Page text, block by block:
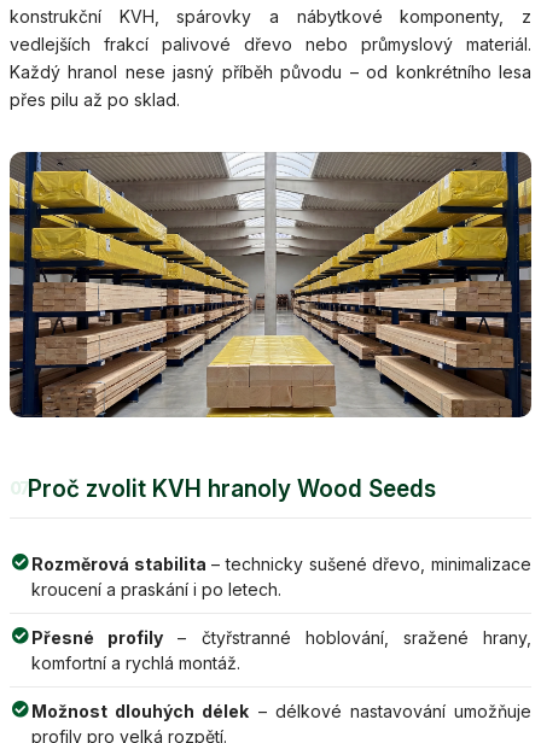
konstrukční KVH, spárovky a nábytkové komponenty, z
vedlejších frakcí palivové dřevo nebo průmyslový materiál.
Každý hranol nese jasný příběh původu – od konkrétního lesa
přes pilu až po sklad.
07Proč zvolit KVH hranoly Wood Seeds
Rozměrová stabilita – technicky sušené dřevo, minimalizace
kroucení a praskání i po letech.
Přesné profily – čtyřstranné hoblování, sražené hrany,
komfortní a rychlá montáž.
Možnost dlouhých délek – délkové nastavování umožňuje
profily pro velká rozpětí.